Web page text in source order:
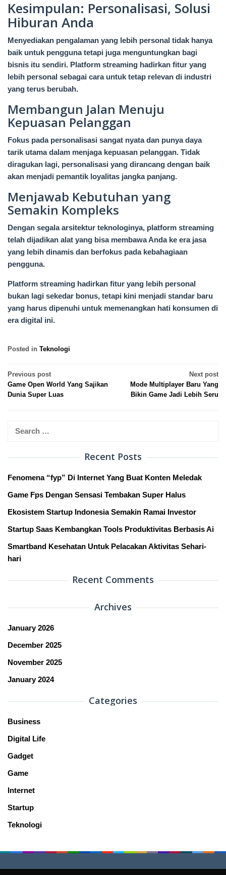
Kesimpulan: Personalisasi, Solusi
Hiburan Anda
Menyediakan pengalaman yang lebih personal tidak hanya
baik untuk pengguna tetapi juga menguntungkan bagi
bisnis itu sendiri. Platform streaming hadirkan fitur yang
lebih personal sebagai cara untuk tetap relevan di industri
yang terus berubah.
Membangun Jalan Menuju
Kepuasan Pelanggan
Fokus pada personalisasi sangat nyata dan punya daya
tarik utama dalam menjaga kepuasan pelanggan. Tidak
diragukan lagi, personalisasi yang dirancang dengan baik
akan menjadi pemantik loyalitas jangka panjang.
Menjawab Kebutuhan yang
Semakin Kompleks
Dengan segala arsitektur teknologinya, platform streaming
telah dijadikan alat yang bisa membawa Anda ke era jasa
yang lebih dinamis dan berfokus pada kebahagiaan
pengguna.
Platform streaming hadirkan fitur yang lebih personal
bukan lagi sekedar bonus, tetapi kini menjadi standar baru
yang harus dipenuhi untuk memenangkan hati konsumen di
era digital ini.
Posted in Teknologi
Post
navigation
Previous post
Game Open World Yang Sajikan
Dunia Super Luas
Next post
Mode Multiplayer Baru Yang
Bikin Game Jadi Lebih Seru
Recent Posts
Fenomena “fyp” Di Internet Yang Buat Konten Meledak
Game Fps Dengan Sensasi Tembakan Super Halus
Ekosistem Startup Indonesia Semakin Ramai Investor
Startup Saas Kembangkan Tools Produktivitas Berbasis Ai
Smartband Kesehatan Untuk Pelacakan Aktivitas Sehari-
hari
Recent Comments
Archives
January 2026
December 2025
November 2025
January 2024
Categories
Business
Digital Life
Gadget
Game
Internet
Startup
Teknologi